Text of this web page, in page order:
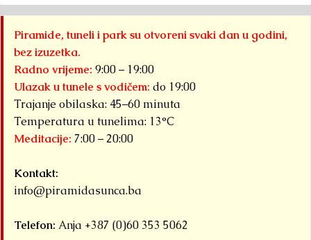
Piramide, tuneli i park su otvoreni svaki dan u godini,
bez izuzetka.
Radno vrijeme: 9:00 – 19:00
Ulazak u tunele s vodičem: do 19:00
Trajanje obilaska: 45–60 minuta
Temperatura u tunelima: 13°C
Meditacije: 7:00 – 20:00
Kontakt:
info@piramidasunca.ba
Telefon: Anja +387 (0)60 353 5062